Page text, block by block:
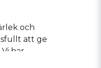
och
att ge
har
den